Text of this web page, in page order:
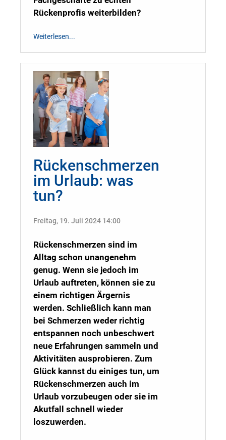
Rückenprofis weiterbilden?
Weiterlesen...
Rückenschmerzen
im Urlaub: was
tun?
Freitag, 19. Juli 2024 14:00
Rückenschmerzen sind im
Alltag schon unangenehm
genug. Wenn sie jedoch im
Urlaub auftreten, können sie zu
einem richtigen Ärgernis
werden. Schließlich kann man
bei Schmerzen weder richtig
entspannen noch unbeschwert
neue Erfahrungen sammeln und
Aktivitäten ausprobieren. Zum
Glück kannst du einiges tun, um
Rückenschmerzen auch im
Urlaub vorzubeugen oder sie im
Akutfall schnell wieder
loszuwerden.